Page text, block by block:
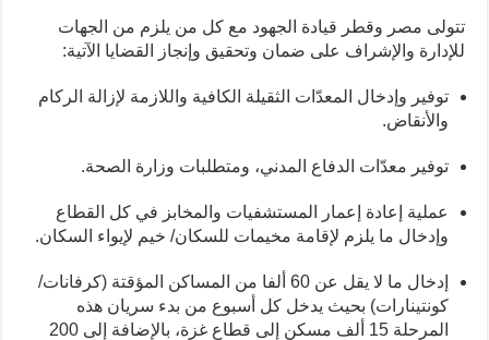
تتولى مصر وقطر قيادة الجهود مع كل من يلزم من الجهات
للإدارة والإشراف على ضمان وتحقيق وإنجاز القضايا الآتية:
توفير وإدخال المعدّات الثقيلة الكافية واللازمة لإزالة الركام
والأنقاض.
توفير معدّات الدفاع المدني، ومتطلبات وزارة الصحة.
عملية إعادة إعمار المستشفيات والمخابز في كل القطاع
وإدخال ما يلزم لإقامة مخيمات للسكان/ خيم لإيواء السكان.
إدخال ما لا يقل عن 60 ألفا من المساكن المؤقتة (كرفانات/
كونتينارات) بحيث يدخل كل أسبوع من بدء سريان هذه
المرحلة 15 ألف مسكن إلى قطاع غزة، بالإضافة إلى 200